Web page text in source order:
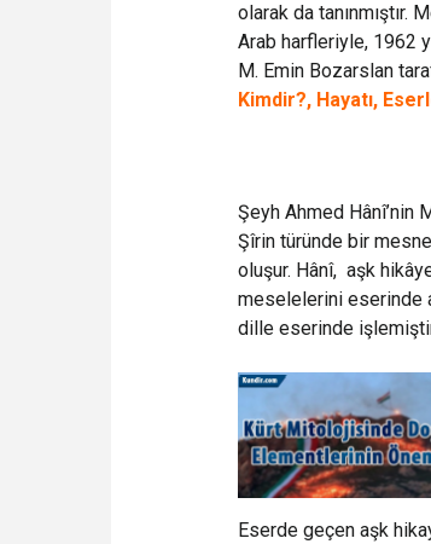
olarak da tanınmıştır.
Arab harfleriyle, 1962
M. Emin Bozarslan
Kimdir?, Hayatı,
Şeyh Ahmed Hânî’nin
Şîrin türünde bir
oluşur. Hânî, aşk
meselelerini eserinde
dille eserinde
Eserde geçen aşk